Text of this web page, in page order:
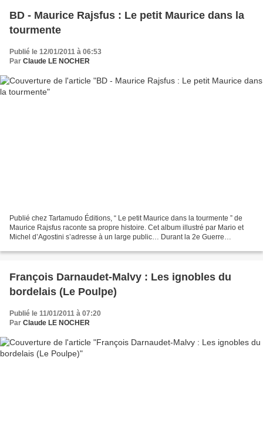
BD - Maurice Rajsfus : Le petit Maurice dans la
tourmente
Publié le 12/01/2011 à 06:53
Par Claude LE NOCHER
Publié chez Tartamudo Éditions, “ Le petit Maurice dans la tourmente ” de
Maurice Rajsfus raconte sa propre histoire. Cet album illustré par Mario et
Michel d’Agostini s’adresse à un large public… Durant la 2e Guerre
François Darnaudet-Malvy : Les ignobles du
bordelais (Le Poulpe)
Publié le 11/01/2011 à 07:20
Par Claude LE NOCHER